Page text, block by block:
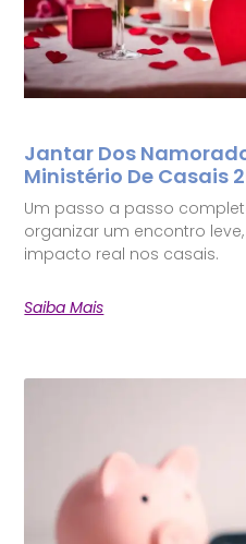
Jantar Dos
Ministério De Casais
Um passo a passo
organizar um encontro
impacto real nos casais.
Saiba Mais